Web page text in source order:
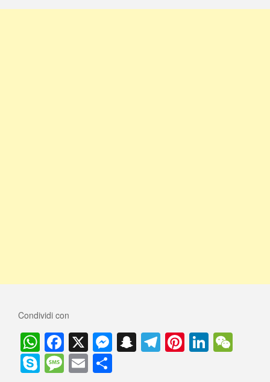
Condividi con
W
h
F
a
X M
e
S
n
T
el
Pi
nt
Li
n
S M E